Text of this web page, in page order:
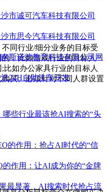
同行业/细分业务的目标受
，比如游戏行业的目标人
如办公家具行业的目标人
买。必须针对不同人群设置
市诚可汽车科技有限公司
市思今汽车科技有限公司
斯诺德教育科技有限公司网
24H自助洗车开发
哪些行业最该抢AI搜索的“头
的作用：抢占AI时代的“信
的作用：让AI成为你的“金牌
最显著，AI搜索时代抢占流